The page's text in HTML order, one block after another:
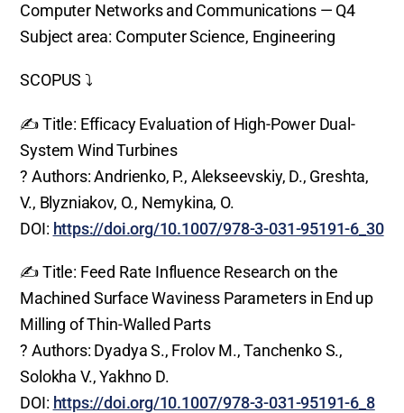
Computer Networks and Communications — Q4
Subject area: Computer Science, Engineering
SCOPUS ⤵️
✍️ Title: Efficacy Evaluation of High-Power Dual-
System Wind Turbines
? Authors: Andrienko, P., Alekseevskiy, D., Greshta,
V., Blyzniakov, O., Nemykina, O.
DOI: https://doi.org/10.1007/978-3-031-95191-6_30
✍️ Title: Feed Rate Influence Research on the
Machined Surface Waviness Parameters in End up
Milling of Thin-Walled Parts
? Authors: Dyadya S., Frolov M., Tanchenko S.,
Solokha V., Yakhno D.
DOI: https://doi.org/10.1007/978-3-031-95191-6_8